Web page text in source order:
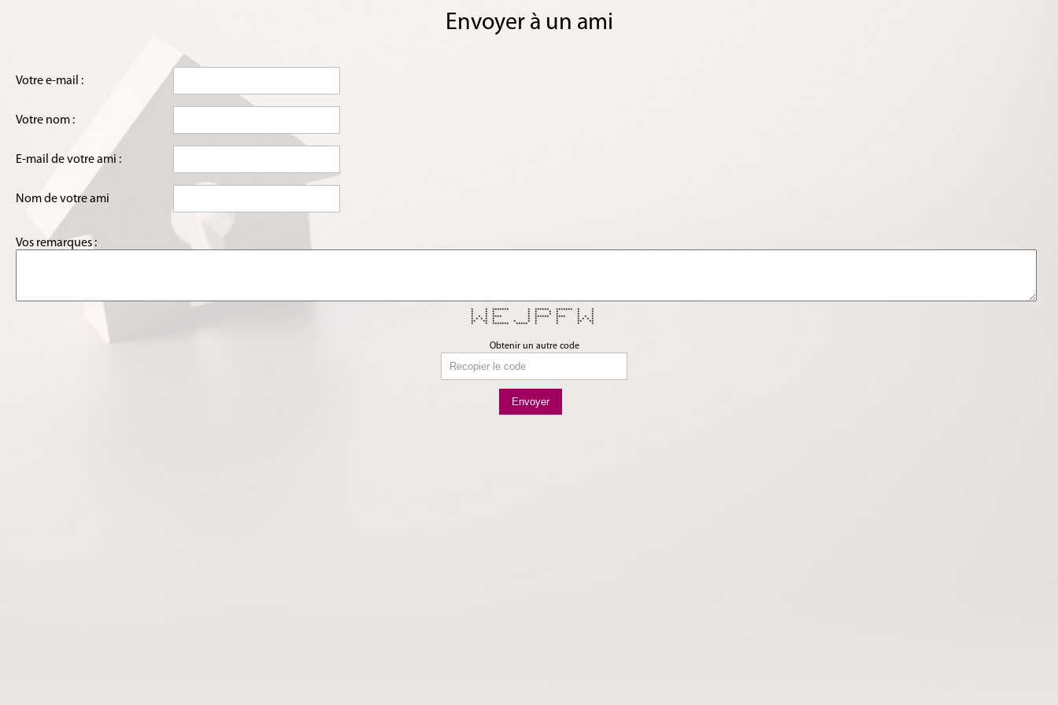
Envoyer à un ami
Votre e-mail :
Votre nom :
E-mail de votre ami :
Nom de votre ami
Vos remarques :
* * ******* * ****** ******* * *
* * * * * * * * *
* * * * * * * * *
* * * **** * ****** **** * * *
* * * * * * * * * * * *
** ** * * * * * ** **
* * ******* ***** * * * *
Obtenir un autre code